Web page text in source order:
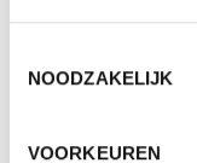
NOODZAKELIJK
VOORKEUREN